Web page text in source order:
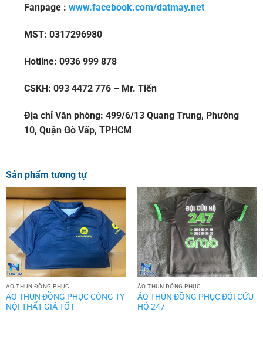
Fanpage : www.facebook.com/datmay.net
MST: 0317296980
Hotline: 0936 999 878
CSKH: 093 4472 776 – Mr. Tiến
Địa chỉ Văn phòng: 499/6/13 Quang Trung, Phường
10, Quận Gò Vấp, TPHCM
Sản phẩm tương tự
ÁO THUN ĐỒNG PHỤC
ÁO THUN ĐỒNG PHỤC CÔNG TY
NỘI THẤT GIÁ TỐT
ÁO THUN ĐỒNG PHỤC
ÁO THUN ĐỒNG PHỤC ĐỘI CỨU
HỘ 247